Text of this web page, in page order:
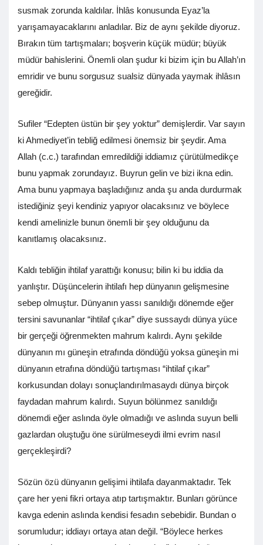
susmak zorunda kaldılar. İhlâs konusunda Eyaz’la
yarışamayacaklarını anladılar. Biz de aynı şekilde diyoruz.
Bırakın tüm tartışmaları; boşverin küçük müdür; büyük
müdür bahislerini. Önemli olan şudur ki bizim için bu Allah’ın
emridir ve bunu sorgusuz sualsiz dünyada yaymak ihlâsın
gereğidir.
Sufiler “Edepten üstün bir şey yoktur” demişlerdir. Var sayın
ki Ahmediyet’in tebliğ edilmesi önemsiz bir şeydir. Ama
Allah (c.c.) tarafından emredildiği iddiamız çürütülmedikçe
bunu yapmak zorundayız. Buyrun gelin ve bizi ikna edin.
Ama bunu yapmaya başladığınız anda şu anda durdurmak
istediğiniz şeyi kendiniz yapıyor olacaksınız ve böylece
kendi amelinizle bunun önemli bir şey olduğunu da
kanıtlamış olacaksınız.
Kaldı tebliğin ihtilaf yarattığı konusu; bilin ki bu iddia da
yanlıştır. Düşüncelerin ihtilafı hep dünyanın gelişmesine
sebep olmuştur. Dünyanın yassı sanıldığı dönemde eğer
tersini savunanlar “ihtilaf çıkar” diye sussaydı dünya yüce
bir gerçeği öğrenmekten mahrum kalırdı. Aynı şekilde
dünyanın mı güneşin etrafında döndüğü yoksa güneşin mi
dünyanın etrafına döndüğü tartışması “ihtilaf çıkar”
korkusundan dolayı sonuçlandırılmasaydı dünya birçok
faydadan mahrum kalırdı. Suyun bölünmez sanıldığı
dönemdi eğer aslında öyle olmadığı ve aslında suyun belli
gazlardan oluştuğu öne sürülmeseydi ilmi evrim nasıl
gerçekleşirdi?
Sözün özü dünyanın gelişimi ihtilafa dayanmaktadır. Tek
çare her yeni fikri ortaya atıp tartışmaktır. Bunları görünce
kavga edenin aslında kendisi fesadın sebebidir. Bundan o
sorumludur; iddiayı ortaya atan değil. “Böylece herkes